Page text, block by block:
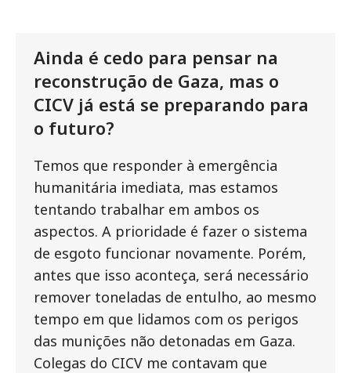
Ainda é cedo para pensar na
reconstrução de Gaza, mas o
CICV já está se preparando para
o futuro?
Temos que responder à emergência
humanitária imediata, mas estamos
tentando trabalhar em ambos os
aspectos. A prioridade é fazer o sistema
de esgoto funcionar novamente. Porém,
antes que isso aconteça, será necessário
remover toneladas de entulho, ao mesmo
tempo em que lidamos com os perigos
das munições não detonadas em Gaza.
Colegas do CICV me contavam que